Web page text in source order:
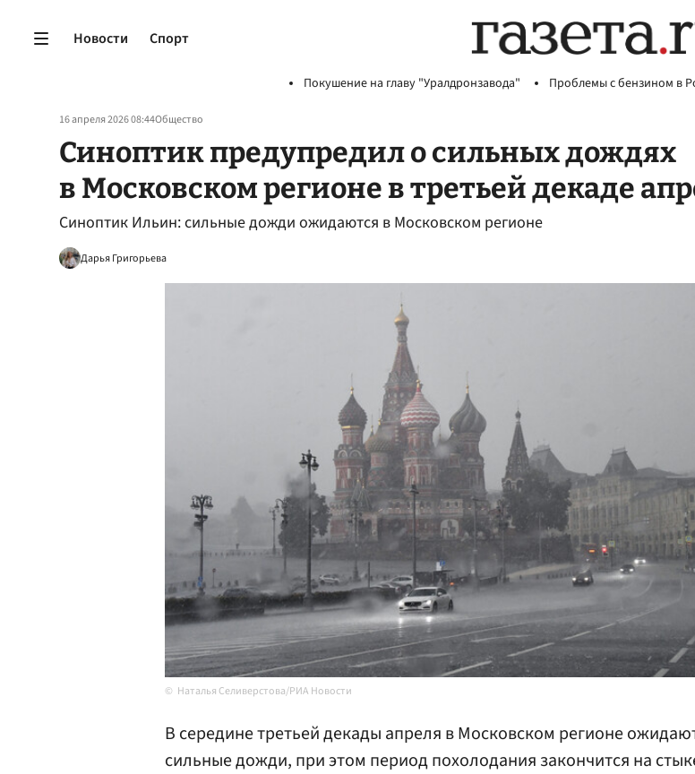
Новости Спорт
Покушение на главу "Уралдронзавода" Проблемы с бензином в
16 апреля 2026 08:44Общество
Синоптик предупредил о сильных дождях
в Московском регионе в третьей декаде
Синоптик Ильин: сильные дожди ожидаются в Московском регионе
Дарья Григорьева
Наталья Селиверстова/РИА Новости
В середине третьей декады апреля в Московском регионе
сильные дожди, при этом период похолодания закончится на